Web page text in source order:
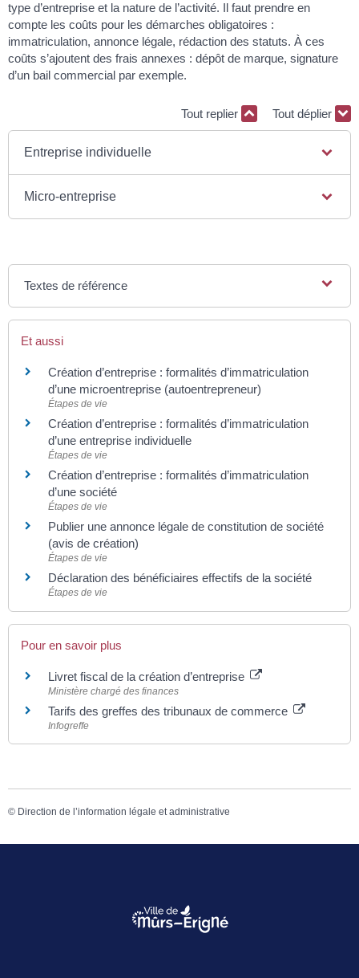
type d’entreprise et la nature de l’activité. Il faut prendre en
compte les coûts pour les démarches obligatoires :
immatriculation, annonce légale, rédaction des statuts. À ces
coûts s’ajoutent des frais annexes : dépôt de marque, signature
d’un bail commercial par exemple.
Tout replier Tout déplier
Entreprise individuelle
Micro-entreprise
Textes de référence
Et aussi
Création d’entreprise : formalités d’immatriculation
d’une microentreprise (autoentrepreneur)
Étapes de vie
Création d’entreprise : formalités d’immatriculation
d’une entreprise individuelle
Étapes de vie
Création d’entreprise : formalités d’immatriculation
d’une société
Étapes de vie
Publier une annonce légale de constitution de société
(avis de création)
Étapes de vie
Déclaration des bénéficiaires effectifs de la société
Étapes de vie
Pour en savoir plus
Livret fiscal de la création d’entreprise
Ministère chargé des finances
Tarifs des greffes des tribunaux de commerce
Infogreffe
© Direction de l’information légale et administrative